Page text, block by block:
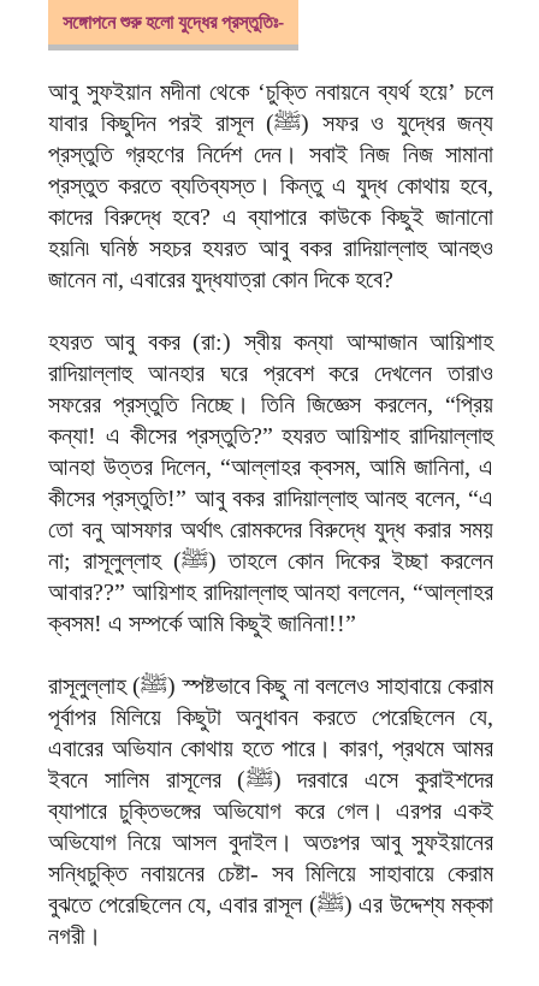
সঙ্গোপনে শুরু হলো যুদ্ধের প্রস্তুতিঃ-
আবু সুফইয়ান মদীনা থেকে ‘চুক্তি নবায়নে ব্যর্থ হয়ে’ চলে
যাবার কিছুদিন পরই রাসূল (ﷺ) সফর ও যুদ্ধের জন্য
প্রস্তুতি গ্রহণের নির্দেশ দেন। সবাই নিজ নিজ সামানা
প্রস্তুত করতে ব্যতিব্যস্ত। কিন্তু এ যুদ্ধ কোথায় হবে,
কাদের বিরুদ্ধে হবে? এ ব্যাপারে কাউকে কিছুই জানানো
হয়নি৷ ঘনিষ্ঠ সহচর হযরত আবু বকর রাদিয়াল্লাহু আনহুও
জানেন না, এবারের যুদ্ধযাত্রা কোন দিকে হবে?
হযরত আবু বকর (রা:) স্বীয় কন্যা আম্মাজান আয়িশাহ
রাদিয়াল্লাহু আনহার ঘরে প্রবেশ করে দেখলেন তারাও
সফরের প্রস্তুতি নিচ্ছে। তিনি জিজ্ঞেস করলেন, “প্রিয়
কন্যা! এ কীসের প্রস্তুতি?” হযরত আয়িশাহ রাদিয়াল্লাহু
আনহা উত্তর দিলেন, “আল্লাহর ক্বসম, আমি জানিনা, এ
কীসের প্রস্তুতি!” আবু বকর রাদিয়াল্লাহু আনহু বলেন, “এ
তো বনু আসফার অর্থাৎ রোমকদের বিরুদ্ধে যুদ্ধ করার সময়
না; রাসূলুল্লাহ (ﷺ) তাহলে কোন দিকের ইচ্ছা করলেন
আবার??” আয়িশাহ রাদিয়াল্লাহু আনহা বললেন, “আল্লাহর
ক্বসম! এ সম্পর্কে আমি কিছুই জানিনা!!”
রাসূলুল্লাহ (ﷺ) স্পষ্টভাবে কিছু না বললেও সাহাবায়ে কেরাম
পূর্বাপর মিলিয়ে কিছুটা অনুধাবন করতে পেরেছিলেন যে,
এবারের অভিযান কোথায় হতে পারে। কারণ, প্রথমে আমর
ইবনে সালিম রাসূলের (ﷺ) দরবারে এসে কুরাইশদের
ব্যাপারে চুক্তিভঙ্গের অভিযোগ করে গেল। এরপর একই
অভিযোগ নিয়ে আসল বুদাইল। অতঃপর আবু সুফইয়ানের
সন্ধিচুক্তি নবায়নের চেষ্টা- সব মিলিয়ে সাহাবায়ে কেরাম
বুঝতে পেরেছিলেন যে, এবার রাসূল (ﷺ) এর উদ্দেশ্য মক্কা
নগরী।